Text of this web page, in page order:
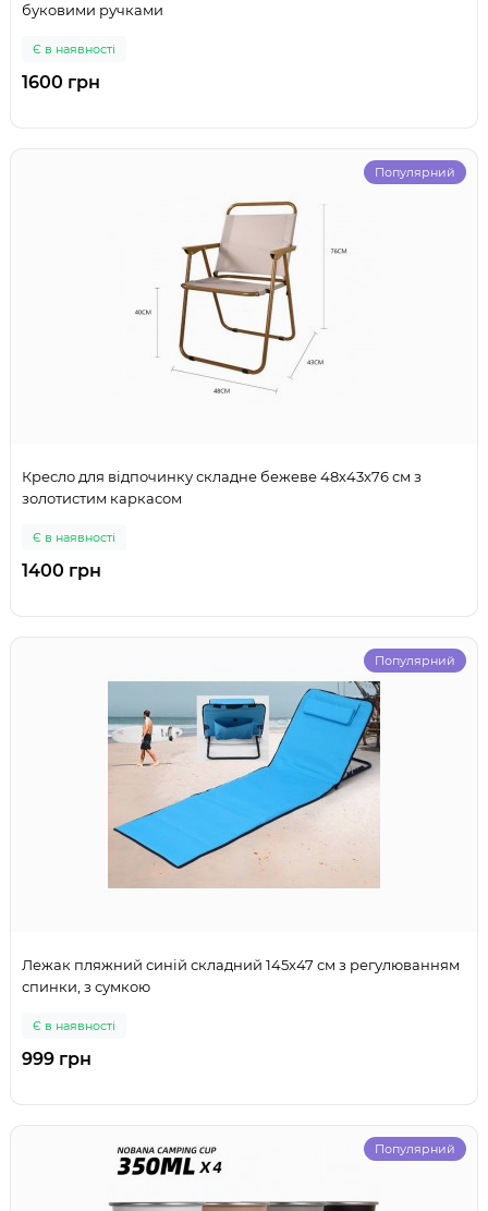
буковими ручками
Є в наявності
1600 грн
Популярний
Кресло для відпочинку складне бежеве 48х43х76 см з
золотистим каркасом
Є в наявності
1400 грн
Популярний
Лежак пляжний синій складний 145х47 см з регулюванням
спинки, з сумкою
Є в наявності
999 грн
Популярний